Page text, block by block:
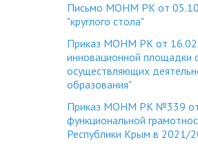
Письмо МОНМ РК от
"круглого стола"
Приказ МОНМ РК от
инновационной площадки
осуществляющих
образования"
Приказ МОНМ РК №339 от
функциональной
Республики Крым в 2021/